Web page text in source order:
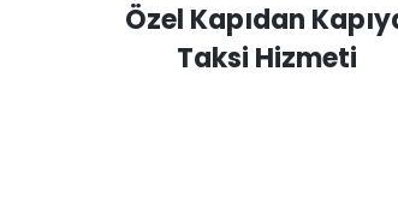
Özel Kapıdan
Taksi Hizmeti